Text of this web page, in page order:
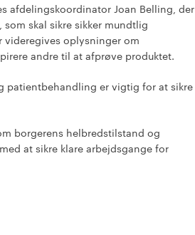
afdelingskoordinator Joan Belling, der
skal sikre sikker mundtlig
videregives oplysninger om
andre til at afprøve produktet.
patientbehandling er vigtig for at sikre
borgerens helbredstilstand og
at sikre klare arbejdsgange for